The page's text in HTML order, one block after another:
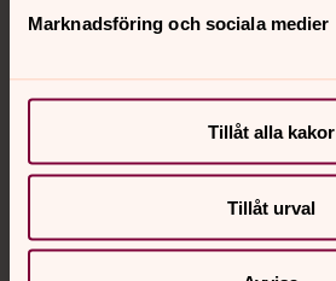
Marknadsföring och sociala medier
Tillåt alla kakor
Tillåt urval
Kalender